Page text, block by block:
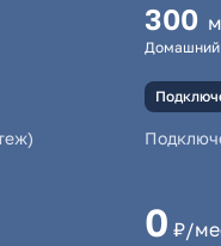
300
Домашний
0 ₽/